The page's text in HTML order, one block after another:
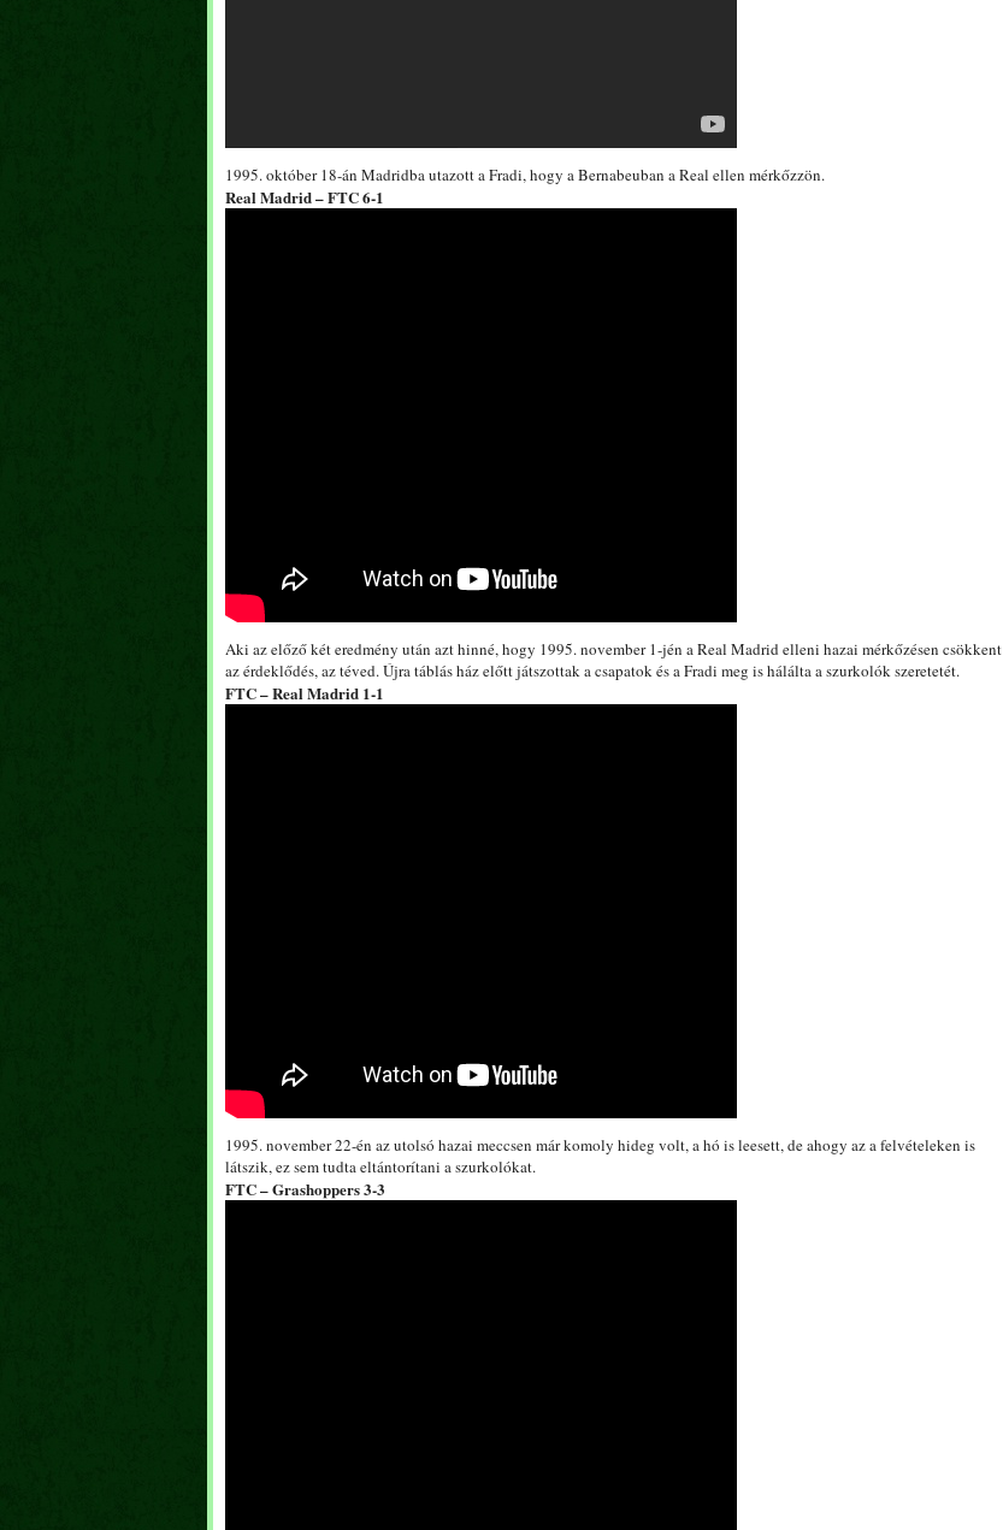
1995. október 18-án Madridba utazott a Fradi, hogy a Bernabeuban a Real ellen mérkőzzön.
Real Madrid – FTC 6-1
Aki az előző két eredmény után azt hinné, hogy 1995. november 1-jén a Real Madrid elleni hazai mérkőzésen csökkent
az érdeklődés, az téved. Újra táblás ház előtt játszottak a csapatok és a Fradi meg is hálálta a szurkolók szeretetét.
FTC – Real Madrid 1-1
1995. november 22-én az utolsó hazai meccsen már komoly hideg volt, a hó is leesett, de ahogy az a felvételeken is
látszik, ez sem tudta eltántorítani a szurkolókat.
FTC – Grashoppers 3-3